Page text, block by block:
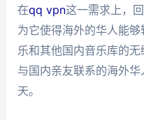
在qq vpn这一需求上，
为它使得海外的华人能
乐和其他国内音乐库的
与国内亲友联系的海外
天。